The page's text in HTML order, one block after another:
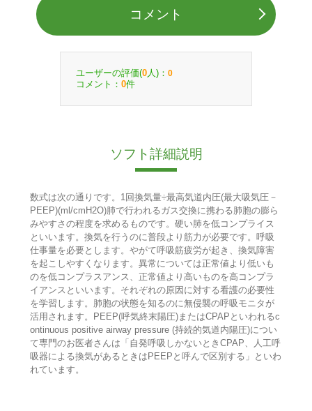
コメント
ユーザーの評価(0 人)： 0
コメント： 0件
ソフト詳細説明
数式は次の通りです。1回換気量÷最高気道内圧(最大吸気圧－
PEEP)(ml/cmH2O)肺で行われるガス交換に携わる肺胞の膨ら
みやすさの程度を求めるものです。硬い肺を低コンプライス
といいます。換気を行うのに普段より筋力が必要です。呼吸
仕事量を必要とします。やがて呼吸筋疲労が起き、換気障害
を起こしやすくなります。異常については正常値より低いも
のを低コンプラスアンス、正常値より高いものを高コンプラ
イアンスといいます。それぞれの原因に対する看護の必要性
を学習します。肺胞の状態を知るのに無侵襲の呼吸モニタが
活用されます。PEEP(呼気終末陽圧)またはCPAPといわれるc
ontinuous positive airway pressure (持続的気道内陽圧)につい
て専門のお医者さんは「自発呼吸しかないときCPAP、人工呼
吸器による換気があるときはPEEPと呼んで区別する」といわ
れています。